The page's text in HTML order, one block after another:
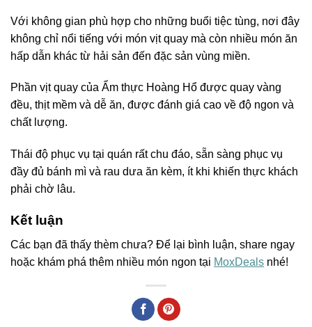
Với không gian phù hợp cho những buổi tiệc tùng, nơi đây
không chỉ nổi tiếng với món vịt quay mà còn nhiều món ăn
hấp dẫn khác từ hải sản đến đặc sản vùng miền.
Phần vịt quay của Ẩm thực Hoàng Hổ được quay vàng
đều, thịt mềm và dễ ăn, được đánh giá cao về độ ngon và
chất lượng.
Thái độ phục vụ tại quán rất chu đáo, sẵn sàng phục vụ
đầy đủ bánh mì và rau dưa ăn kèm, ít khi khiến thực khách
phải chờ lâu.
Kết luận
Các bạn đã thấy thèm chưa? Để lại bình luận, share ngay
hoặc khám phá thêm nhiều món ngon tại MoxDeals nhé!